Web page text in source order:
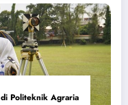
Politeknik Agraria